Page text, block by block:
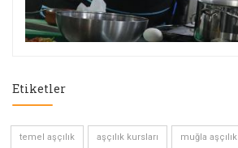
Etiketler
temel aşçılık aşçılık kursları muğla aşçılık